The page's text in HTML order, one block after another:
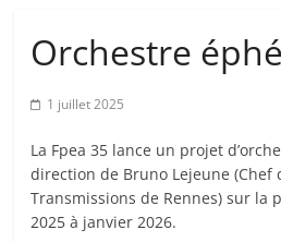
Orchestre
1 juillet 2025
La Fpea 35 lance un projet
direction de Bruno Lejeune (Chef
Transmissions de Rennes) sur la
2025 à janvier 2026.